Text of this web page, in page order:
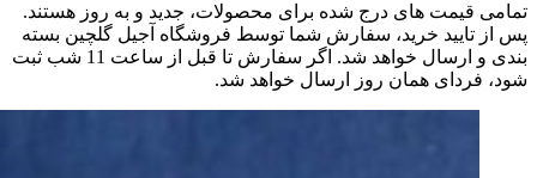
تمامی قیمت های درج شده برای محصولات، جدید و به روز هستند.
پس از تایید خرید، سفارش شما توسط فروشگاه آجیل گلچین بسته
بندی و ارسال خواهد شد. اگر سفارش تا قبل از ساعت 11 شب ثبت
شود، فردای همان روز ارسال خواهد شد.